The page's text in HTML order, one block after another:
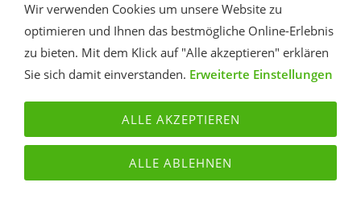
TÖPLITZ IM VIDEO
YouTube Insel Töplitz
KONTAKT ROUTE IMPRESSUM DATENSCHUTZ
TÖPLITZ PORTAL - DAS INTERNET PORTAL DER INSEL
TÖPLITZ
Wir verwenden Cookies um unsere Website zu
optimieren und Ihnen das bestmögliche Online-Erlebnis
zu bieten. Mit dem Klick auf "Alle akzeptieren" erklären
Sie sich damit einverstanden. Erweiterte Einstellungen
ALLE AKZEPTIEREN
ALLE ABLEHNEN